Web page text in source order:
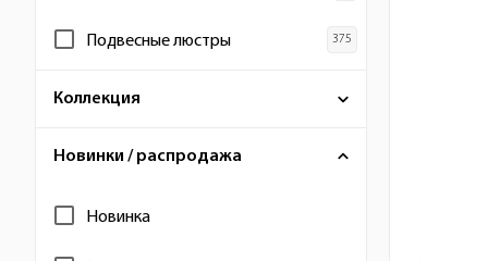
Подвесные люстры
Коллекция
Новинки / распродажа
Новинка